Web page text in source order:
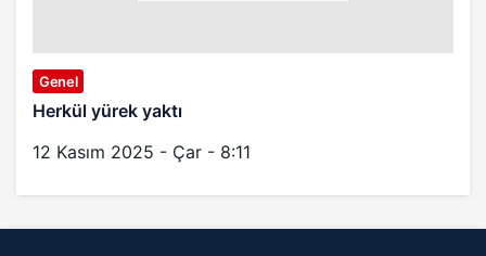
Genel
Herkül yürek yaktı
12 Kasım 2025 - Çar - 8:11